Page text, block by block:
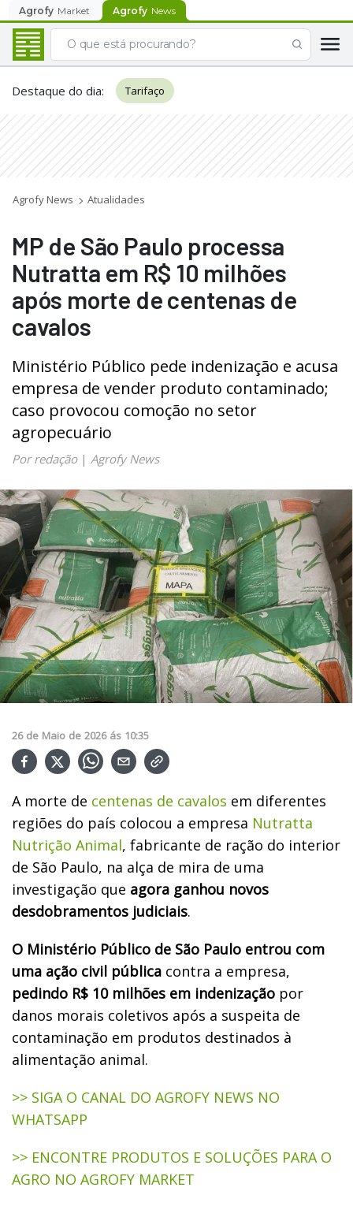
Agrofy Market Agrofy News
Destaque do dia: Tarifaço
Agrofy News Atualidades
MP de São Paulo processa
Nutratta em R$ 10 milhões
após morte de centenas de
cavalos
Ministério Público pede indenização e acusa
empresa de vender produto contaminado;
caso provocou comoção no setor
agropecuário
Por redação| Agrofy News
26 de Maio de 2026 ás 10:35
A morte de centenas de cavalos em diferentes
regiões do país colocou a empresa Nutratta
Nutrição Animal, fabricante de ração do interior
de São Paulo, na alça de mira de uma
investigação que agora ganhou novos
desdobramentos judiciais.
O Ministério Público de São Paulo entrou com
uma ação civil pública contra a empresa,
pedindo R$ 10 milhões em indenização por
danos morais coletivos após a suspeita de
contaminação em produtos destinados à
alimentação animal.
>> SIGA O CANAL DO AGROFY NEWS NO
WHATSAPP
>> ENCONTRE PRODUTOS E SOLUÇÕES PARA O
AGRO NO AGROFY MARKET